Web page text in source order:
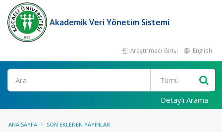
Akademik Veri Yönetim Sistemi
Araştırmacı Girişi English
Ara
Detaylı Arama
ANA SAYFA SON EKLENEN YAYINLAR